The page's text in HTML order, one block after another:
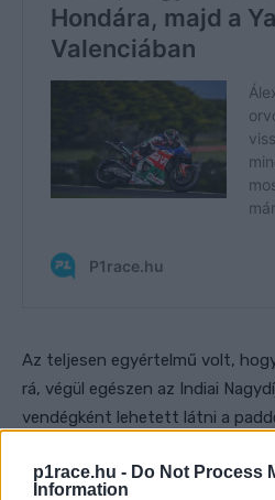
p1race.hu - Do Not Process
Information
Az teljesen egyértelmű volt,
rá, végül egészen az Indiai
vendégként lehetett látni a
még túl korainak bizonyult.